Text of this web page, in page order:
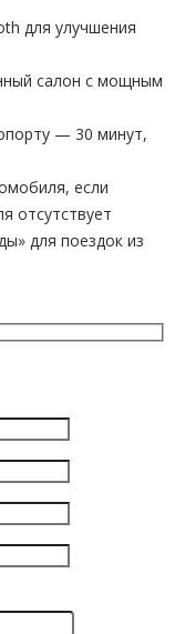
для улучшения
салон с мощным
— 30 минут,
если
отсутствует
для поездок из